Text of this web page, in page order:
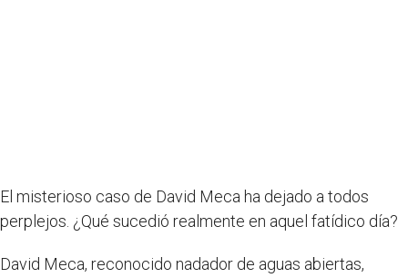
El misterioso caso de David Meca ha dejado a todos
perplejos. ¿Qué sucedió realmente en aquel fatídico día?
David Meca, reconocido nadador de aguas abiertas,